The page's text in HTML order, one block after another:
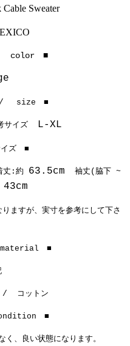
Sweater
color ■
/ size ■
サイズL-XL
ズ ■
丈:約 63.5cm 袖丈(脇下 ~
43cm
ますが、実寸を参考にして下さ
■
/ コットン
■
、良い状態になります。